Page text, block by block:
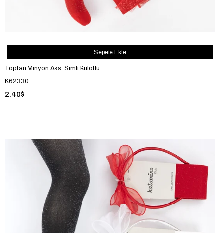
Toptan Minyon Aks. Simli Külotlu
K62330
2.40$
Sepete Ekle